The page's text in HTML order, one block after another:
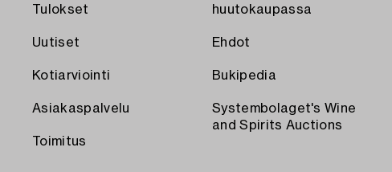
Tulokset
Uutiset
Kotiarviointi
Asiakaspalvelu
Toimitus
huutokaupassa
Ehdot
Bukipedia
Systembolaget's Wine
and Spirits Auctions